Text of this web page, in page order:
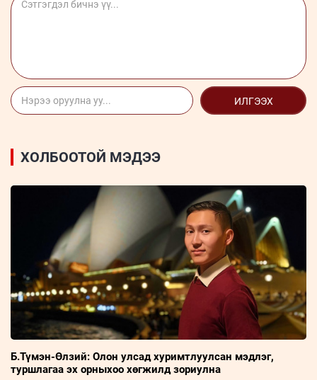
ИЛГЭЭХ
ХОЛБООТОЙ МЭДЭЭ
Б.Түмэн-Өлзий: Олон улсад хуримтлуулсан мэдлэг,
туршлагаа эх орныхоо хөгжилд зориулна